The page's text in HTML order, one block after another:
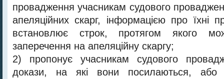
провадження учасникам судового
апеляційних скарг, інформацією про їхні
встановлює строк, протягом якого
заперечення на апеляційну скаргу;
2) пропонує учасникам судового
докази, на які вони посилаються, або